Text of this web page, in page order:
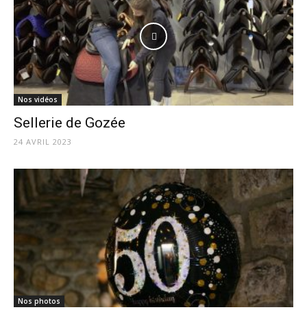
Nos vidéos
Sellerie de Gozée
24 AVRIL 2023
Nos photos